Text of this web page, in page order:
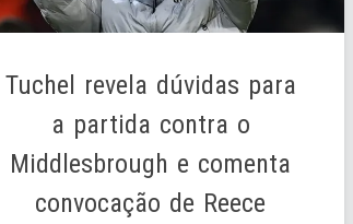
Tuchel revela dúvidas para
a partida contra o
Middlesbrough e comenta
convocação de Reece